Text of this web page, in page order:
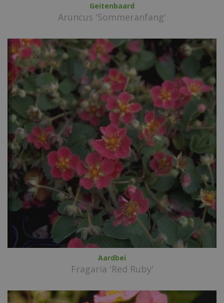
Geitenbaard
Aruncus 'Sommeranfang'
Aardbei
Fragaria 'Red Ruby'